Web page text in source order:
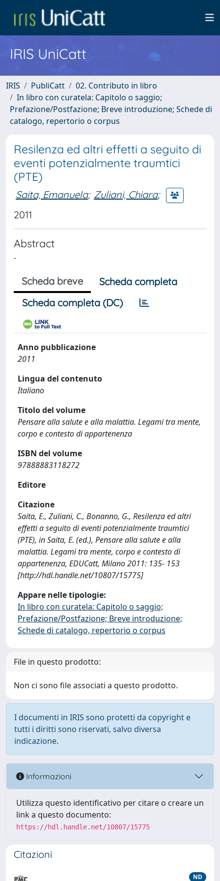
IRIS UniCatt
IRIS PubliCatt
02. Contributo in libro
In libro con curatela: Capitolo o saggio;
Prefazione/Postfazione; Breve introduzione; Schede di
catalogo, repertorio o corpus
Resilenza ed altri effetti a seguito di
eventi potenzialmente traumtici
(PTE)
Saita, Emanuela; Zuliani, Chiara;
2011
Abstract
-
Scheda breve
Scheda completa
Scheda completa (DC)
Anno pubblicazione
2011
Lingua del contenuto
Italiano
Titolo del volume
Pensare alla salute e alla malattia. Legami tra mente,
corpo e contesto di appartenenza
ISBN del volume
97888883118272
Editore
Citazione
Saita, E., Zuliani, C., Bonanno, G., Resilenza ed altri
effetti a seguito di eventi potenzialmente traumtici
(PTE), in Saita, E. (ed.), Pensare alla salute e alla
malattia. Legami tra mente, corpo e contesto di
appartenenza, EDUCatt, Milano 2011: 135- 153
[http://hdl.handle.net/10807/15775]
Appare nelle tipologie:
In libro con curatela: Capitolo o saggio;
Prefazione/Postfazione; Breve introduzione;
Schede di catalogo, repertorio o corpus
File in questo prodotto:
Non ci sono file associati a questo prodotto.
I documenti in IRIS sono protetti da copyright e
tutti i diritti sono riservati, salvo diversa
indicazione.
Informazioni
Utilizza questo identificativo per citare o creare un
link a questo documento:
https://hdl.handle.net/10807/15775
Citazioni
ND